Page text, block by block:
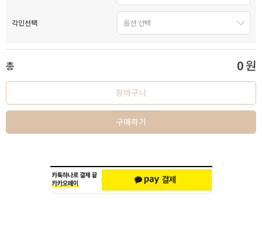
각인선택
총 0원
장바구니
구매하기